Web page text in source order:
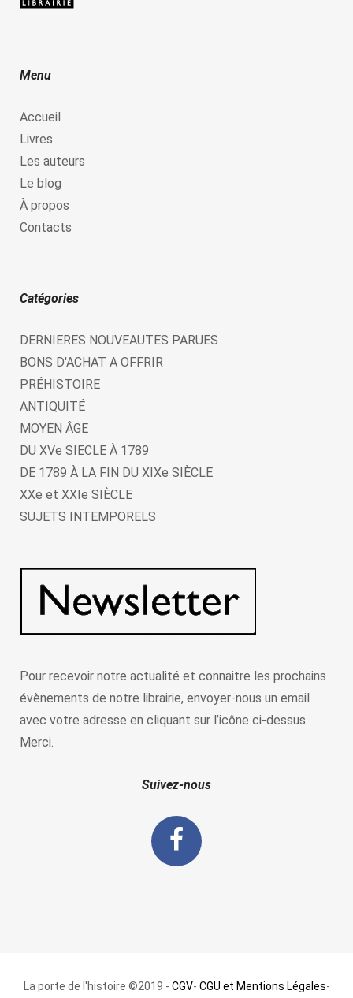
Menu
Accueil
Livres
Les auteurs
Le blog
À propos
Contacts
Catégories
DERNIERES NOUVEAUTES PARUES
BONS D'ACHAT A OFFRIR
PRÉHISTOIRE
ANTIQUITÉ
MOYEN ÂGE
DU XVe SIECLE À 1789
DE 1789 À LA FIN DU XIXe SIÈCLE
XXe et XXIe SIÈCLE
SUJETS INTEMPORELS
Pour recevoir notre actualité et connaitre les prochains
évènements de notre librairie, envoyer-nous un email
avec votre adresse en cliquant sur l’icône ci-dessus.
Merci.
Suivez-nous
La porte de l'histoire ©2019 - CGV- CGU et Mentions Légales-